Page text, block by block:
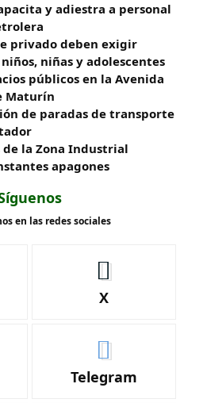
y adiestra a personal
privado deben exigir
niñas y adolescentes
públicos en la Avenida
Maturín
de paradas de transporte
de la Zona Industrial
apagones
en las redes sociales
X
Telegram